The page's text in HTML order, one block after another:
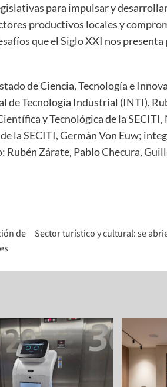
para impulsar y
productivos locales y
que el Siglo XXI nos presenta
de Ciencia, Tecnología e
Tecnología Industrial (INTI),
y Tecnológica de la
la SECITI, Germán Von Euw;
Rubén Zárate, Pablo Checura,
de
Sector turístico y cultural: se